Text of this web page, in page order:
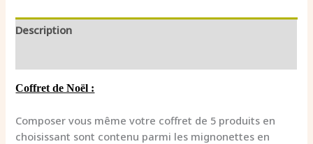
mignonettes
Description
Coffret de Noël :
Composer vous même votre coffret de 5 produits en
choisissant sont contenu parmi les mignonettes en